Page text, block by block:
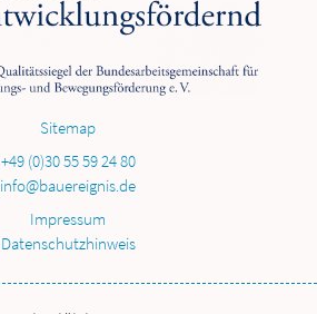
Sitemap
+49 (0)30 55 59 24 80
info@bauereignis.de
Impressum
Datenschutzhinweis